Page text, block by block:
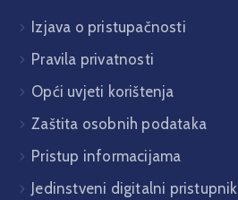
Izjava o pristupačnosti
Pravila privatnosti
Opći uvjeti korištenja
Zaštita osobnih podataka
Pristup informacijama
Jedinstveni digitalni pristupnik